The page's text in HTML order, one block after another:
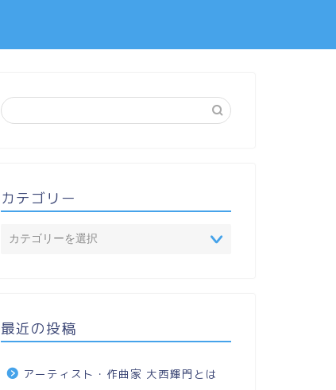
カテゴリー
最近の投稿
アーティスト・作曲家 大西輝門とは